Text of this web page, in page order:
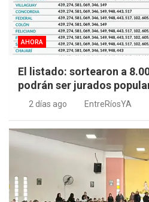
AHORA
El listado: sortearon a
podrán ser jurados
2 días ago EntreRíosYA